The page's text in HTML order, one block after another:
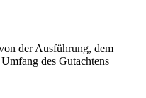
der Ausführung, dem
des Gutachtens